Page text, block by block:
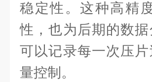
稳定性。这种高精
性，也为后期的数
可以记录每一次压
量控制。